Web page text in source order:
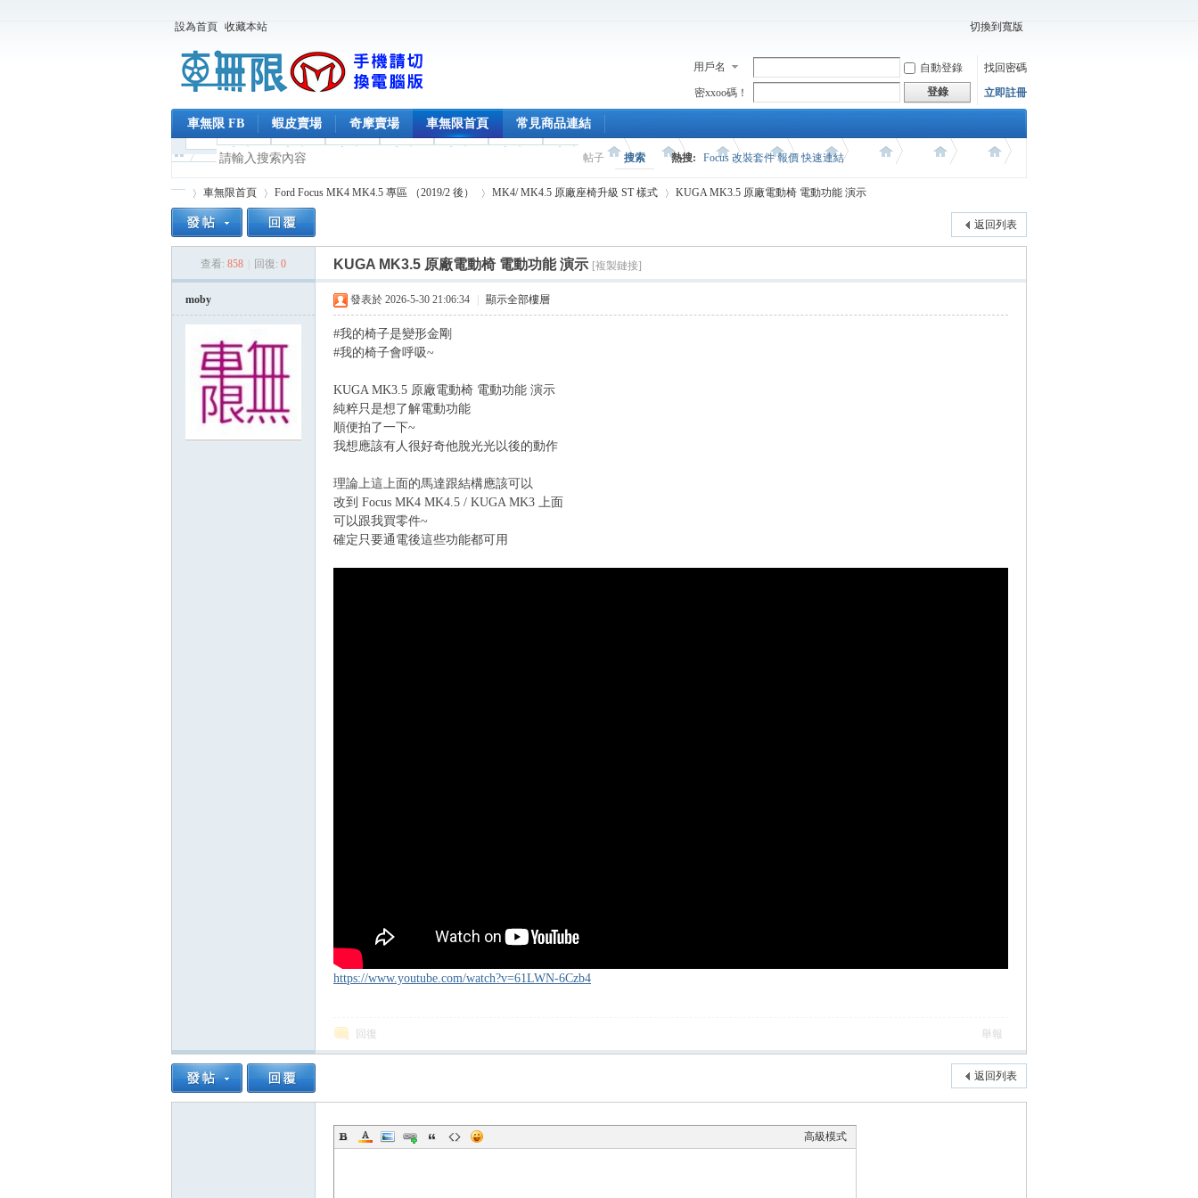
設為首頁 收藏本站 切換到寬版
用戶名 自動登錄
找回密碼
密xxoo碼！
登錄 立即註冊
車無限 FB 蝦皮賣場 奇摩賣場 車無限首頁 常見商品連結
帖子 搜索 熱搜: Focus 改裝套件 報價 快速連結
車無限首頁
›
Ford Focus MK4 MK4.5 專區 （2019/2 後）
›
MK4/ MK4.5 原廠座椅升級 ST 樣式 KUGA MK3.5 原廠電動椅 電動功能 演示
返回列表
查看: 858 回復: 0 KUGA MK3.5 原廠電動椅 電動功能 演示 [複製鏈接]
moby 發表於 2026-5-30 21:06:34 顯示全部樓層
#我的椅子是變形金剛
#我的椅子會呼吸~
KUGA MK3.5 原廠電動椅 電動功能 演示
純粹只是想了解電動功能
順便拍了一下~
我想應該有人很好奇他脫光光以後的動作
理論上這上面的馬達跟結構應該可以
改到 Focus MK4 MK4.5 / KUGA MK3 上面
可以跟我買零件~
確定只要通電後這些功能都可用
https://www.youtube.com/watch?v=61LWN-6Czb4
回復 舉報
返回列表
高級模式